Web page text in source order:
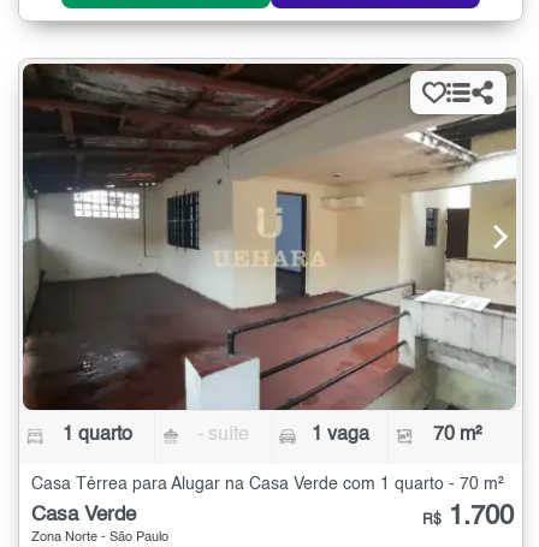
1 quarto - suíte 1 vaga 70 m²
Casa Térrea para Alugar na Casa Verde com 1 quarto - 70 m²
Casa Verde
Zona Norte - São Paulo
R$ 1.700